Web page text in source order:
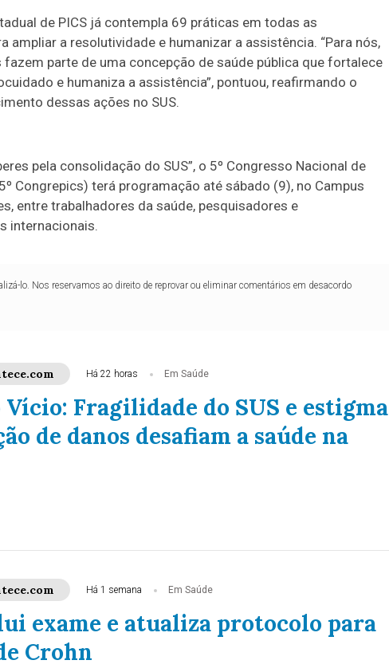
de PICS já contempla 69 práticas em todas as
a resolutividade e humanizar a assistência. “Para nós,
parte de uma concepção de saúde pública que fortalece
e humaniza a assistência”, pontuou, reafirmando o
dessas ações no SUS.
pela consolidação do SUS”, o 5º Congresso Nacional de
Congrepics) terá programação até sábado (9), no Campus
entre trabalhadores da saúde, pesquisadores e
internacionais.
lo. Nos reservamos ao direito de reprovar ou eliminar comentários em desacordo
Há 22 horas Em Saúde
Fragilidade do SUS e estigma
de danos desafiam a saúde na
Há 1 semana Em Saúde
exame e atualiza protocolo para
Crohn